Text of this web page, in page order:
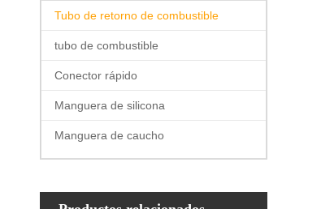
Tubo de retorno de combustible
tubo de combustible
Conector rápido
Manguera de silicona
Manguera de caucho